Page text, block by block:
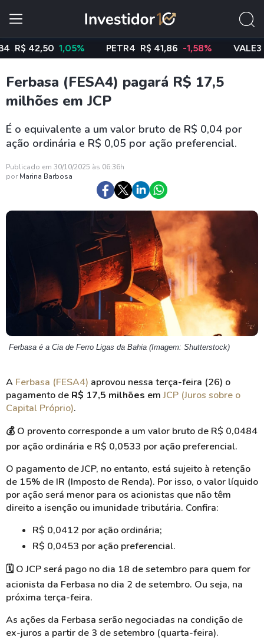
42,50 1,05% PETR4 R$ 41,86 -1,58% VALE3 R$
Ferbasa (FESA4) pagará R$ 17,5
milhões em JCP
É o equivalente a um valor bruto de R$ 0,04 por
ação ordinária e R$ 0,05 por ação preferencial.
Publicado em 30/10/2025 às 06:36h
por Marina Barbosa
Ferbasa é a Cia de Ferro Ligas da Bahia (Imagem: Shutterstock)
A Ferbasa (FESA4) aprovou nessa terça-feira (26) o
pagamento de R$ 17,5 milhões emJCP (Juros sobre o
Capital Próprio).
💰 O provento corresponde a um valor bruto de R$ 0,0484
por ação ordinária e R$ 0,0533 por ação preferencial.
O pagamento de JCP, no entanto, está sujeito à retenção
de 15% de IR (Imposto de Renda). Por isso, o valor líquido
por ação será menor para os acionistas que não têm
direito a isenção ou imunidade tributária. Confira:
R$ 0,0412 por ação ordinária;
R$ 0,0453 por ação preferencial.
🗓️ O JCP será pago no dia 18 de setembro para quem for
acionista da Ferbasa no dia 2 de setembro. Ou seja, na
próxima terça-feira.
As ações da Ferbasa serão negociadas na condição de
ex-juros a partir de 3 de setembro (quarta-feira).